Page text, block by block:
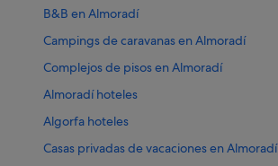
B&B en Almoradí
Campings de caravanas en Almoradí
Complejos de pisos en Almoradí
Almoradí hoteles
Algorfa hoteles
Casas privadas de vacaciones en Almoradí